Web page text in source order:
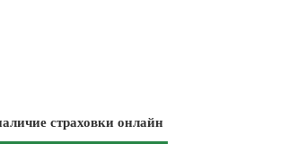
страховки онлайн